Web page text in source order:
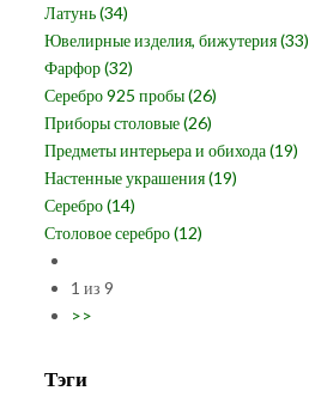
Латунь (34)
Ювелирные изделия, бижутерия (33)
Фарфор (32)
Серебро 925 пробы (26)
Приборы столовые (26)
Предметы интерьера и обихода (19)
Настенные украшения (19)
Серебро (14)
Столовое серебро (12)
1 из 9
>>
Тэги